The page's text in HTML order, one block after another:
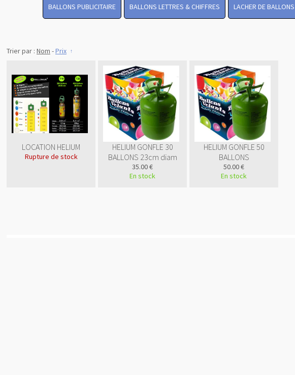
BALLONS PUBLICITAIRE BALLONS LETTRES & CHIFFRES LACHER DE BALLONS
Trier par : Nom -Prix
LOCATION HELIUM
Rupture de stock
HELIUM GONFLE 30
BALLONS 23cm diam
35.00 €
En stock
HELIUM GONFLE 50
BALLONS
50.00 €
En stock